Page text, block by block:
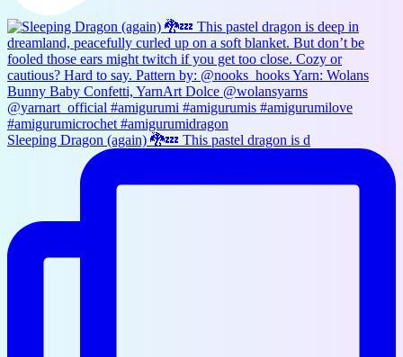
Sleeping Dragon (again) 🐉💤 This pastel dragon is d